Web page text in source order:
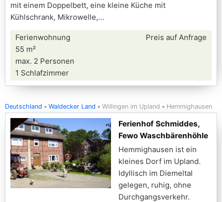
mit einem Doppelbett, eine kleine Küche mit
Kühlschrank, Mikrowelle,
Ferienwohnung
55 m²
max. 2 Personen
1 Schlafzimmer
Preis auf Anfrage
Deutschland Waldecker Land Willingen im Upland Hemmighausen
Ferienhof Schmiddes,
Fewo Waschbärenhöhle
Hemmighausen ist ein
kleines Dorf im Upland.
Idyllisch im Diemeltal
gelegen, ruhig, ohne
Durchgangsverkehr.